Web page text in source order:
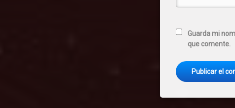
Guarda mi
que comente.